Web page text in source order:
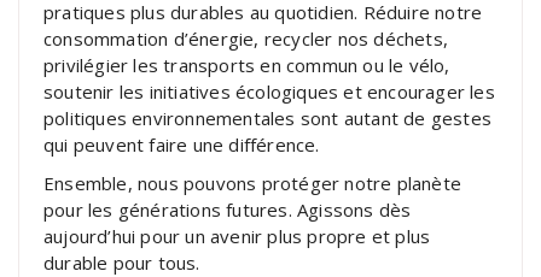
pratiques plus durables au quotidien. Réduire notre
consommation d’énergie, recycler nos déchets,
privilégier les transports en commun ou le vélo,
soutenir les initiatives écologiques et encourager les
politiques environnementales sont autant de gestes
qui peuvent faire une différence.
Ensemble, nous pouvons protéger notre planète
pour les générations futures. Agissons dès
aujourd’hui pour un avenir plus propre et plus
durable pour tous.